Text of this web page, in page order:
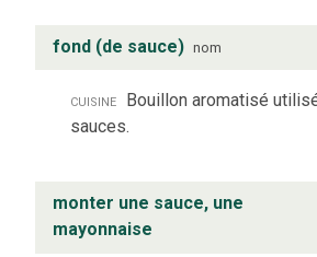
fond (de sauce) nom
cuisine
Bouillon aromatisé
sauces.
monter une sauce, une
mayonnaise